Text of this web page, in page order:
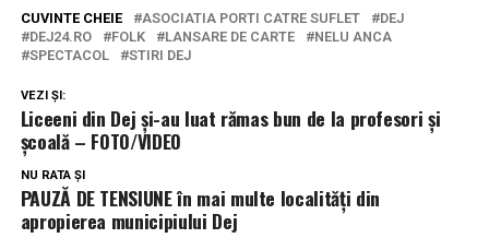
CUVINTE CHEIE ASOCIATIA PORTI CATRE SUFLET
DEJ
DEJ24.RO
FOLK LANSARE DE CARTE
NELU ANCA
SPECTACOL
STIRI DEJ
VEZI ȘI:
Liceeni din Dej și-au luat rămas bun de la profesori și
școală – FOTO/VIDEO
NU RATA ȘI
PAUZĂ DE TENSIUNE în mai multe localități din
apropierea municipiului Dej